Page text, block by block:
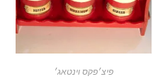
פיצ׳פקס וינטאג׳